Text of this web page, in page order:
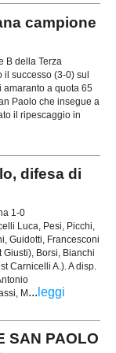
campione
B della Terza
il successo (3-0) sul
amaranto a quota 65
Paolo che insegue a
il ripescaggio in
difesa di
1-0
Luca, Pesi, Picchi,
Guidotti, Francesconi
Giusti), Borsi, Bianchi
Carnicelli A.). A disp.
M... leggi
SAN PAOLO